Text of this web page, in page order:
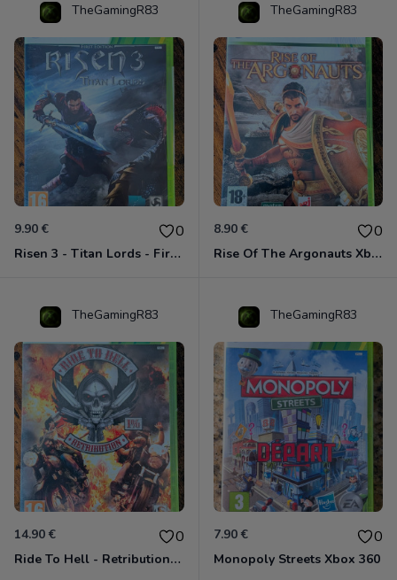
TheGamingR83
9.90 € 0
Risen 3 - Titan Lords - First Edition Xbox 360
TheGamingR83
8.90 € 0
Rise Of The Argonauts Xbox 360
TheGamingR83
14.90 € 0
Ride To Hell - Retribution Xbox 360
TheGamingR83
7.90 € 0
Monopoly Streets Xbox 360